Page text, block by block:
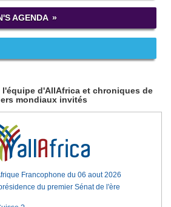
AGENDA
d'AllAfrica et chroniques de
mondiaux invités
Francophone du 06 aout 2026
du premier Sénat de l'ère